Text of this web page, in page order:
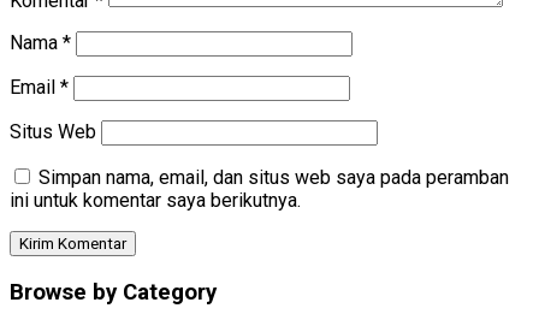
Nama *
Email *
Situs Web
Simpan nama, email, dan situs web saya pada peramban
ini untuk komentar saya berikutnya.
Browse by Category